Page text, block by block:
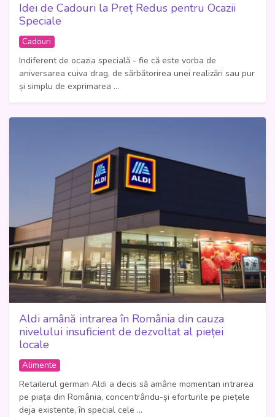
Idei de Cadouri la Preț Redus pentru Ocazii
Speciale
Cadouri
Indiferent de ocazia specială - fie că este vorba de
aniversarea cuiva drag, de sărbătorirea unei realizări sau pur
și simplu de exprimarea ...
Aldi amână intrarea în România din cauza
nivelului insuficient de dezvoltat al pieței
locale
Alimente
Retailerul german Aldi a decis să amâne momentan intrarea
pe piața din România, concentrându-și eforturile pe piețele
deja existente, în special cele ...